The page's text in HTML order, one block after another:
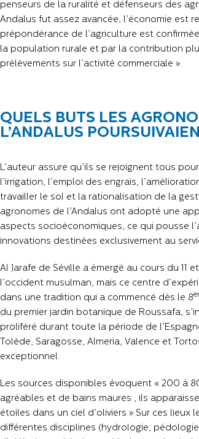
penseurs de la ruralité et défenseurs des
Andalus fut assez avancée, l’économie est
prépondérance de l’agriculture est
la population rurale et par la contribution
prélèvements sur l’activité commerciale ».
QUELS BUTS LES
L’ANDALUS
L’auteur assure qu’ils se rejoignent tous
l’irrigation, l’emploi des engrais,
travailler le sol et la rationalisation de la
agronomes de l’Andalus ont adopté une
aspects socioéconomiques, ce qui pousse
innovations destinées exclusivement au
Al Jarafe de Séville a émergé au cours du 11
l’occident musulman, mais ce centre
dans une tradition qui a commencé dès le 8
du premier jardin botanique de Roussafa,
proliféré durant toute la période de
Tolède, Saragosse, Almeria, Valence et
exceptionnel.
Les sources disponibles évoquent « 200 à
agréables et de bains maures , ils
étoiles dans un ciel d’oliviers ».Sur ces
différentes disciplines (hydrologie,